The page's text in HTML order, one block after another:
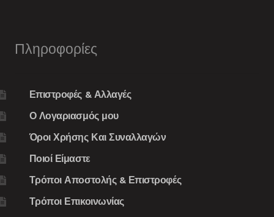
Πληροφορίες
Επιστροφές & Αλλαγές
Ο Λογαριασμός μου
Όροι Χρήσης Και Συναλλαγών
Ποιοί Είμαστε
Τρόποι Αποστολής & Επιστροφές
Τρόποι Επικοινωνίας